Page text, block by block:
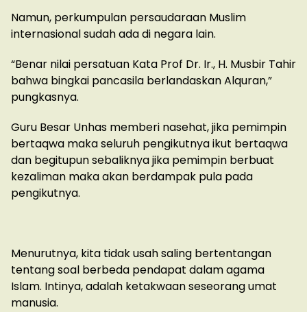
Namun, perkumpulan persaudaraan Muslim
internasional sudah ada di negara lain.
“Benar nilai persatuan Kata Prof Dr. Ir., H. Musbir Tahir
bahwa bingkai pancasila berlandaskan Alquran,”
pungkasnya.
Guru Besar Unhas memberi nasehat, jika pemimpin
bertaqwa maka seluruh pengikutnya ikut bertaqwa
dan begitupun sebaliknya jika pemimpin berbuat
kezaliman maka akan berdampak pula pada
pengikutnya.
Menurutnya, kita tidak usah saling bertentangan
tentang soal berbeda pendapat dalam agama
Islam. Intinya, adalah ketakwaan seseorang umat
manusia.